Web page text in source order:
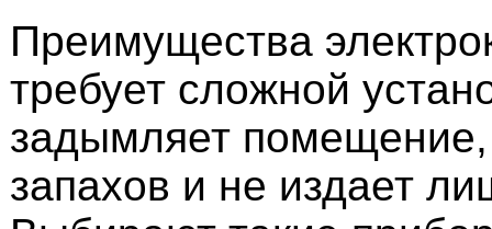
Преимущества
требует сложной
задымляет помещение,
запахов и не издает